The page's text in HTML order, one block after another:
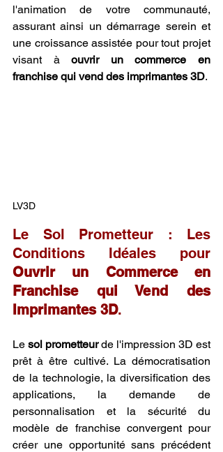
l'animation de votre communauté,
assurant ainsi un démarrage serein et
une croissance assistée pour tout projet
visant à ouvrir un commerce en
franchise qui vend des imprimantes 3D.
LV3D
Le Sol Prometteur : Les
Ouvrir un Commerce en
Franchise qui Vend des
Imprimantes 3D.
Le sol prometteur de l'impression 3D est
prêt à être cultivé. La démocratisation
de la technologie, la diversification des
applications, la demande de
personnalisation et la sécurité du
modèle de franchise convergent pour
créer une opportunité sans précédent